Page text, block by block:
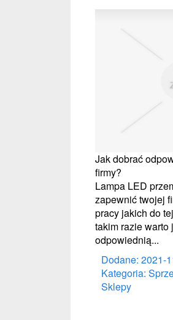
Jak dobrać
firmy?
Lampa LED
zapewnić twojej
pracy jakich do
takim razie warto
odpowiednią...
Dodane: 2021-
Kategoria:
Sklepy